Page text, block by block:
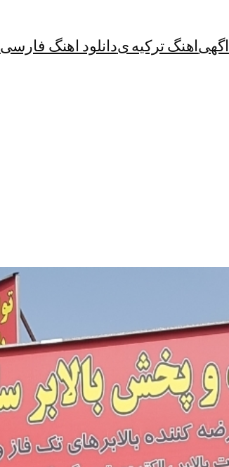
اگهیاهنگ ترکیه یدانلود اهنگ فارسی